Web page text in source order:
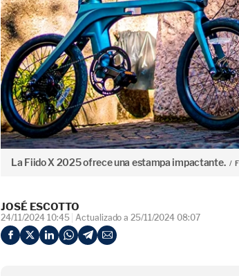
La Fiido X 2025 ofrece una estampa impactante.
JOSÉ ESCOTTO
24/11/2024 10:45 Actualizado a 25/11/2024 08:07